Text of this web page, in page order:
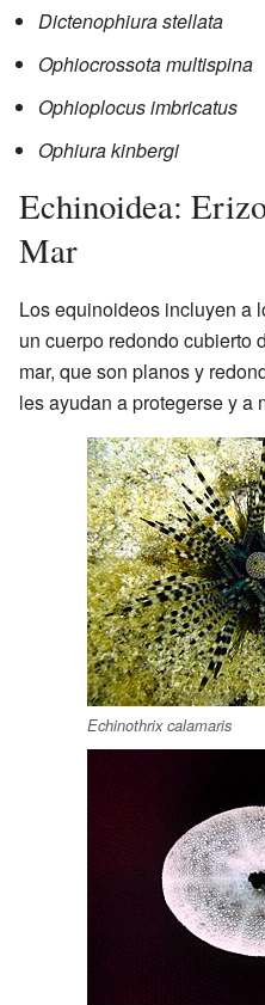
Dictenophiura stellata
Ophiocrossota multispina
Ophioplocus imbricatus
Ophiura kinbergi
Echinoidea:
Mar
Los equinoideos incluyen a
un cuerpo redondo cubierto
mar, que son planos y
les ayudan a protegerse y a
Echinothrix calamaris